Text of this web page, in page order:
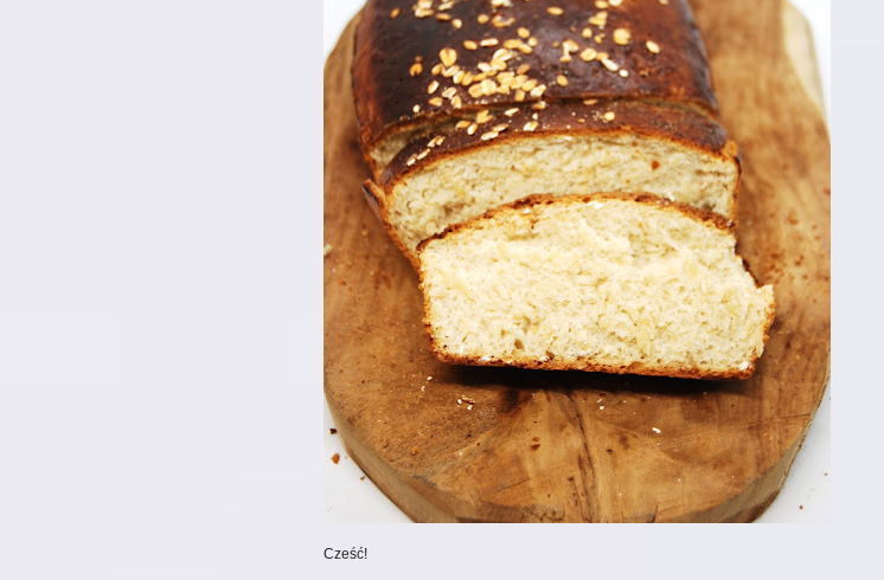
żaroodpornego. Dodaj pomidorki oraz czosnek.Całość polej oliwą i włóż do
nagrzanego piekarnika. Piecz przez 50 minut (podczas pieczenia, pamiętaj by
zamieszać ze 2 razy warzywa).
Upieczone jarzyny przełóż do blendera i zmiksuj na gładką masę. Dodaj 2 łyżki
śmietany 36% i ponownie zblenduj.
Ugotuj ulubiony makaron według instrukcji na opakowaniu i przełóż na patelnię.
Dodaj wcześniej przygotowany sos i burattę. Całość zamieszaj do połączenia się
składników.
Smacznego!😋
Cześć!